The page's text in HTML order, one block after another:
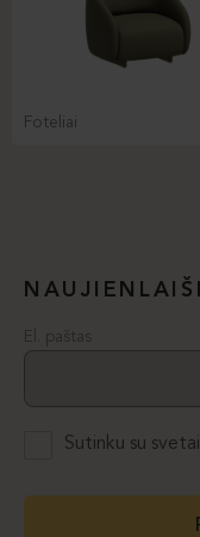
Foteliai
El. paštas
Sutinku su